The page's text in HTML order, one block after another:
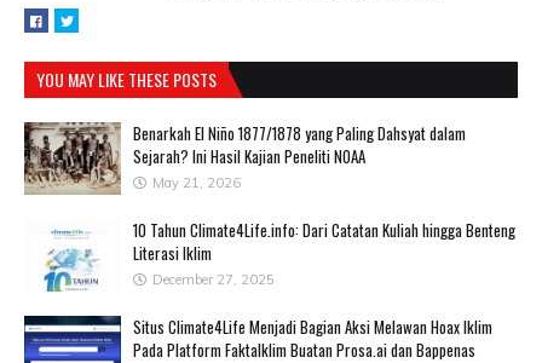
YOU MAY LIKE THESE POSTS
Benarkah El Niño 1877/1878 yang Paling Dahsyat dalam
Sejarah? Ini Hasil Kajian Peneliti NOAA
May 21, 2026
10 Tahun Climate4Life.info: Dari Catatan Kuliah hingga Benteng
Literasi Iklim
December 27, 2025
Situs Climate4Life Menjadi Bagian Aksi Melawan Hoax Iklim
Pada Platform FaktaIklim Buatan Prosa.ai dan Bappenas